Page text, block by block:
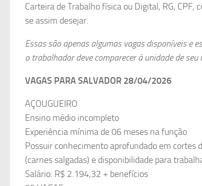
Carteira de Trabalho física ou Digital, RG,
se assim desejar.
Essas são apenas algumas vagas disponíveis e
o trabalhador deve comparecer à unidade de seu
VAGAS PARA SALVADOR 28/04/2026
AÇOUGUEIRO
Ensino médio incompleto
Experiência mínima de 06 meses na função
Possuir conhecimento aprofundado em cortes
(carnes salgadas) e disponibilidade para
Salário: R$ 2.194,32 + benefícios